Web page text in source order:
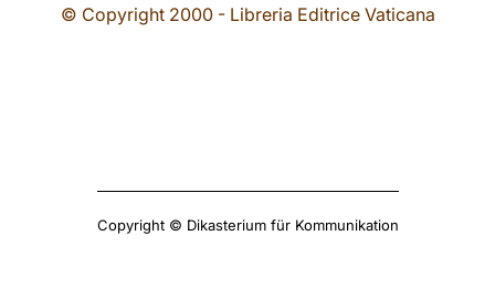
© Copyright 2000 - Libreria Editrice Vaticana
Copyright © Dikasterium für Kommunikation